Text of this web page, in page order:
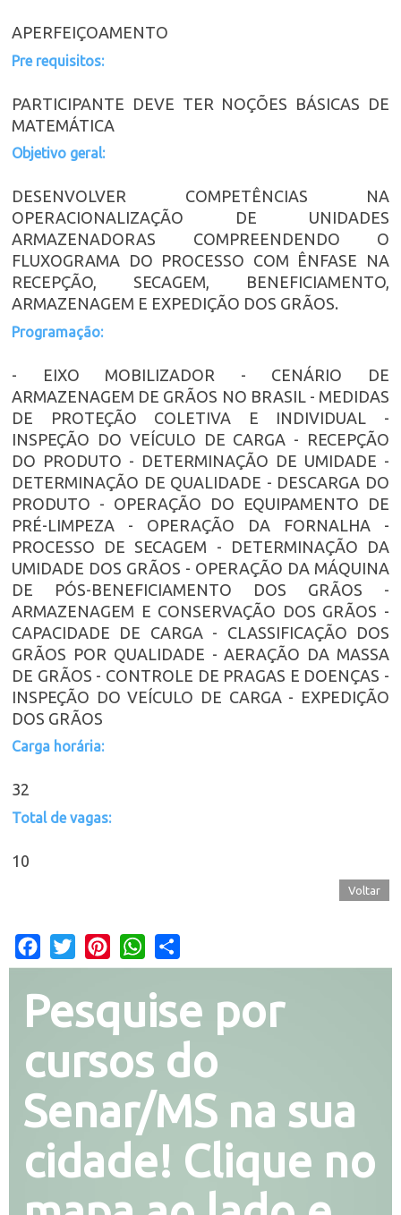
APERFEIÇOAMENTO
Pre requisitos:
PARTICIPANTE DEVE TER NOÇÕES BÁSICAS DE
MATEMÁTICA
Objetivo geral:
DESENVOLVER COMPETÊNCIAS NA
OPERACIONALIZAÇÃO DE UNIDADES
ARMAZENADORAS COMPREENDENDO O
FLUXOGRAMA DO PROCESSO COM ÊNFASE NA
RECEPÇÃO, SECAGEM, BENEFICIAMENTO,
ARMAZENAGEM E EXPEDIÇÃO DOS GRÃOS.
Programação:
- EIXO MOBILIZADOR - CENÁRIO DE
ARMAZENAGEM DE GRÃOS NO BRASIL - MEDIDAS
DE PROTEÇÃO COLETIVA E INDIVIDUAL -
INSPEÇÃO DO VEÍCULO DE CARGA - RECEPÇÃO
DO PRODUTO - DETERMINAÇÃO DE UMIDADE -
DETERMINAÇÃO DE QUALIDADE - DESCARGA DO
PRODUTO - OPERAÇÃO DO EQUIPAMENTO DE
PRÉ-LIMPEZA - OPERAÇÃO DA FORNALHA -
PROCESSO DE SECAGEM - DETERMINAÇÃO DA
UMIDADE DOS GRÃOS - OPERAÇÃO DA MÁQUINA
DE PÓS-BENEFICIAMENTO DOS GRÃOS -
ARMAZENAGEM E CONSERVAÇÃO DOS GRÃOS -
CAPACIDADE DE CARGA - CLASSIFICAÇÃO DOS
GRÃOS POR QUALIDADE - AERAÇÃO DA MASSA
DE GRÃOS - CONTROLE DE PRAGAS E DOENÇAS -
INSPEÇÃO DO VEÍCULO DE CARGA - EXPEDIÇÃO
DOS GRÃOS
Carga horária:
32
Total de vagas:
10
Voltar
Facebook
Twitter PinterestWhatsApp
Pesquise por
cursos do
Senar/MS na sua
cidade! Clique no